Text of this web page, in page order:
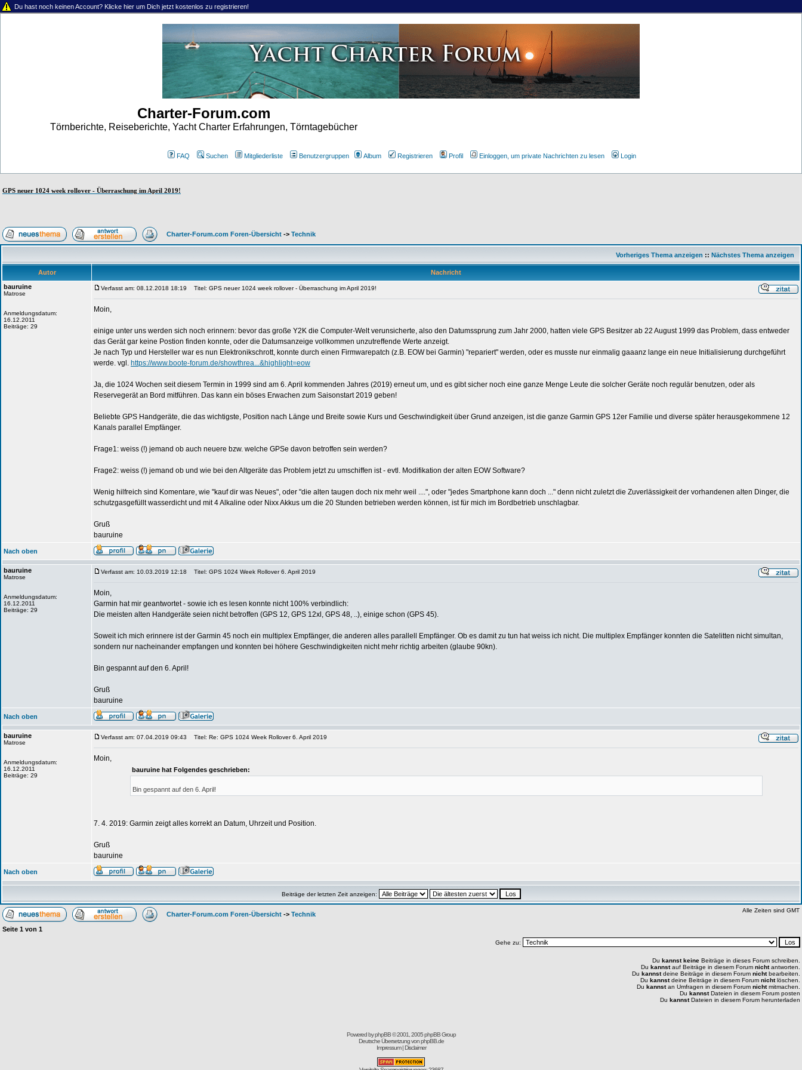
Du hast noch keinen Account? Klicke hier um Dich jetzt kostenlos zu registrieren!
Charter-Forum.com
Törnberichte, Reiseberichte, Yacht Charter Erfahrungen, Törntagebücher
FAQ Suchen Mitgliederliste Benutzergruppen Album Registrieren Profil Einloggen, um private Nachrichten zu lesen Login
GPS neuer 1024 week rollover - Überraschung im April 2019!
Charter-Forum.com Foren-Übersicht -> Technik
Vorheriges Thema anzeigen :: Nächstes Thema anzeigen
Autor
Nachricht
bauruine
Matrose
Anmeldungsdatum:
16.12.2011
Beiträge: 29
Verfasst am: 08.12.2018 18:19 Titel: GPS neuer 1024 week rollover - Überraschung im April 2019!
Moin,
einige unter uns werden sich noch erinnern: bevor das große Y2K die Computer-Welt verunsicherte, also den Datumssprung zum Jahr 2000, hatten viele GPS Besitzer ab 22 August 1999 das Problem, dass entweder
das Gerät gar keine Postion finden konnte, oder die Datumsanzeige vollkommen unzutreffende Werte anzeigt.
Je nach Typ und Hersteller war es nun Elektronikschrott, konnte durch einen Firmwarepatch (z.B. EOW bei Garmin) "repariert" werden, oder es musste nur einmalig gaaanz lange ein neue Initialisierung durchgeführt
werde. vgl. https://www.boote-forum.de/showthrea...&highlight=eow
Ja, die 1024 Wochen seit diesem Termin in 1999 sind am 6. April kommenden Jahres (2019) erneut um, und es gibt sicher noch eine ganze Menge Leute die solcher Geräte noch regulär benutzen, oder als
Reservegerät an Bord mitführen. Das kann ein böses Erwachen zum Saisonstart 2019 geben!
Beliebte GPS Handgeräte, die das wichtigste, Position nach Länge und Breite sowie Kurs und Geschwindigkeit über Grund anzeigen, ist die ganze Garmin GPS 12er Familie und diverse später herausgekommene 12
Kanals parallel Empfänger.
Frage1: weiss (!) jemand ob auch neuere bzw. welche GPSe davon betroffen sein werden?
Frage2: weiss (!) jemand ob und wie bei den Altgeräte das Problem jetzt zu umschiffen ist - evtl. Modifikation der alten EOW Software?
Wenig hilfreich sind Komentare, wie "kauf dir was Neues", oder "die alten taugen doch nix mehr weil ....", oder "jedes Smartphone kann doch ..." denn nicht zuletzt die Zuverlässigkeit der vorhandenen alten Dinger, die
schutzgasgefüllt wasserdicht und mit 4 Alkaline oder Nixx Akkus um die 20 Stunden betrieben werden können, ist für mich im Bordbetrieb unschlagbar.
Gruß
bauruine
Nach oben
bauruine
Matrose
Anmeldungsdatum:
16.12.2011
Beiträge: 29
Verfasst am: 10.03.2019 12:18 Titel: GPS 1024 Week Rollover 6. April 2019
Moin,
Garmin hat mir geantwortet - sowie ich es lesen konnte nicht 100% verbindlich:
Die meisten alten Handgeräte seien nicht betroffen (GPS 12, GPS 12xl, GPS 48, ..), einige schon (GPS 45).
Soweit ich mich erinnere ist der Garmin 45 noch ein multiplex Empfänger, die anderen alles parallell Empfänger. Ob es damit zu tun hat weiss ich nicht. Die multiplex Empfänger konnten die Satelitten nicht simultan,
sondern nur nacheinander empfangen und konnten bei höhere Geschwindigkeiten nicht mehr richtig arbeiten (glaube 90kn).
Bin gespannt auf den 6. April!
Gruß
bauruine
Nach oben
bauruine
Matrose
Anmeldungsdatum:
16.12.2011
Beiträge: 29
Verfasst am: 07.04.2019 09:43 Titel: Re: GPS 1024 Week Rollover 6. April 2019
Moin,
bauruine hat Folgendes geschrieben:
Bin gespannt auf den 6. April!
7. 4. 2019: Garmin zeigt alles korrekt an Datum, Uhrzeit und Position.
Gruß
bauruine
Nach oben
Beiträge der letzten Zeit anzeigen:
Charter-Forum.com Foren-Übersicht -> Technik
Alle Zeiten sind GMT
Seite 1 von 1
Gehe zu:
Du kannst keine Beiträge in dieses Forum schreiben.
Du kannstauf Beiträge in diesem Forum nichtantworten.
Du kannstdeine Beiträge in diesem Forum nichtbearbeiten.
Du kannstdeine Beiträge in diesem Forum nichtlöschen.
Du kannstan Umfragen in diesem Forum nichtmitmachen.
Du kannstDateien in diesem Forum posten
Du kannstDateien in diesem Forum herunterladen
Powered byphpBB© 2001, 2005 phpBB Group
Deutsche Übersetzung vonphpBB.de
Impressum|Disclaimer